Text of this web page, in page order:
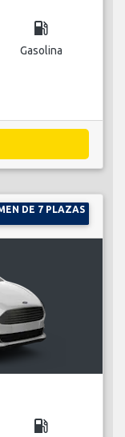
local_gas_station
Gasolina
DE 7 PLAZAS
local_gas_station